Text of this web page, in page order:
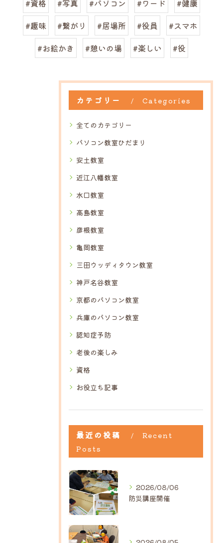
#資格 #写真 #パソコン #ワード
#健康
#趣味
#繋がり #居場所 #役員
#スマホ
#お絵かき
#憩いの場 #楽しい #役
カテゴリー Categories
全てのカテゴリー
パソコン教室ひだまり
安土教室
近江八幡教室
水口教室
高島教室
彦根教室
亀岡教室
三田ウッディタウン教室
神戸名谷教室
京都のパソコン教室
兵庫のパソコン教室
認知症予防
老後の楽しみ
資格
お役立ち記事
最近の投稿
Recent
Posts
2026/08/06
防災講座開催